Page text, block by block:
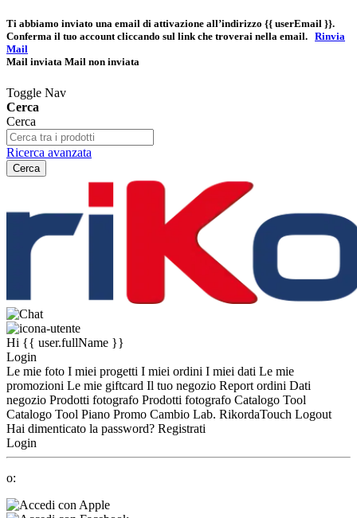
Ti abbiamo inviato una email di attivazione all’indirizzo {{ userEmail }}.
Conferma il tuo account cliccando sul link che troverai nella email. Rinvia
Mail
Mail inviata Mail non inviata
Toggle Nav
Cerca
Cerca
Ricerca avanzata
Cerca
Hi {{ user.fullName }}
Login
Le mie foto I miei progetti I miei ordini I miei dati Le mie
promozioni Le mie giftcard Il tuo negozio Report ordini Dati
negozio Prodotti fotografo Prodotti fotografo Catalogo Tool
Catalogo Tool Piano Promo Cambio Lab. RikordaTouch Logout
Hai dimenticato la password? Registrati
Login
o: